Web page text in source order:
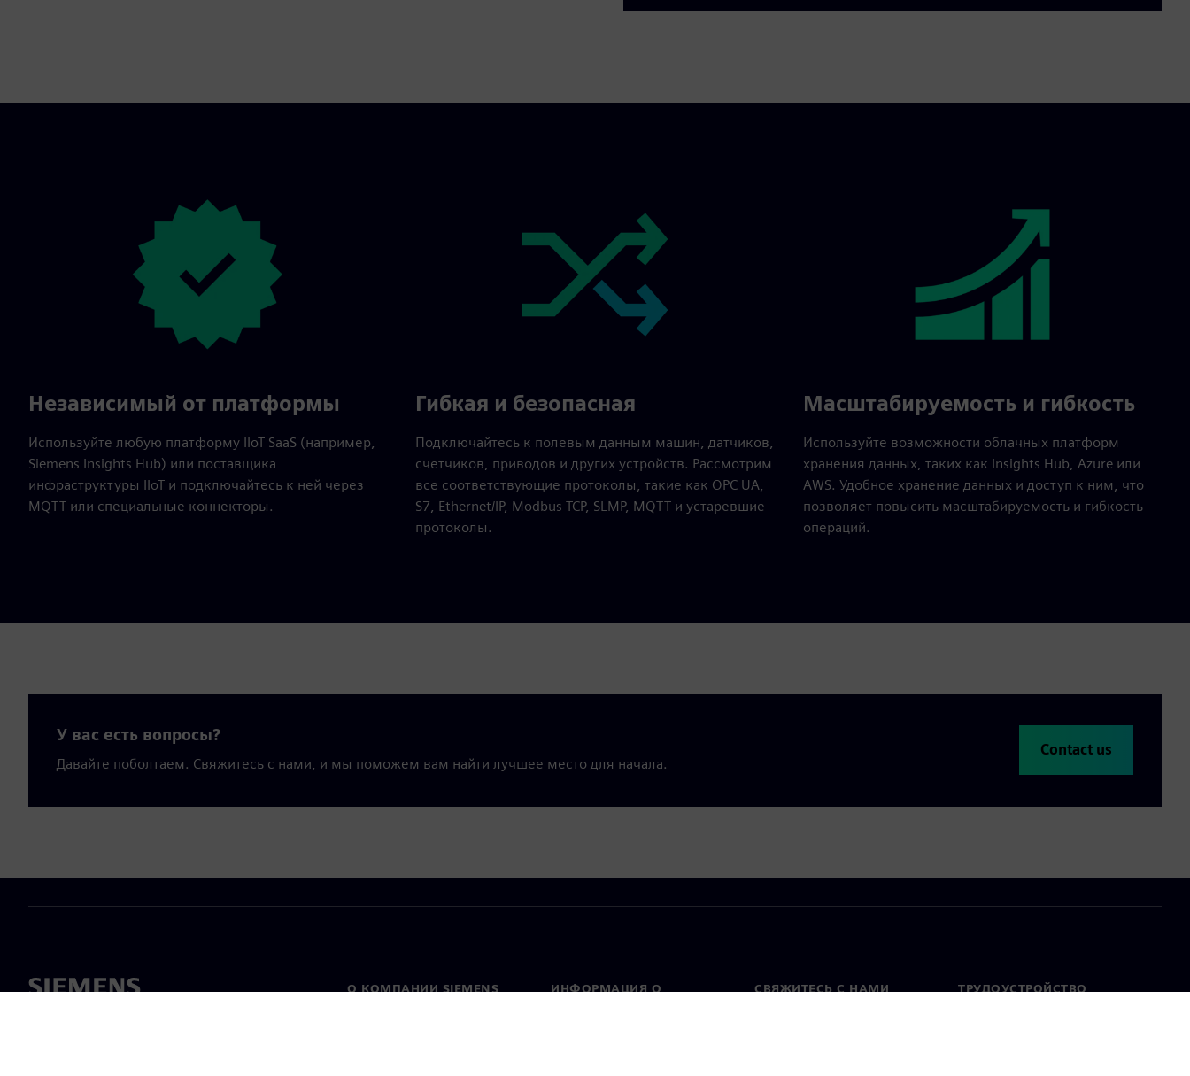
Независимый от платформы
Используйте любую платформу IIoT SaaS (например,
Siemens Insights Hub) или поставщика
инфраструктуры IIoT и подключайтесь к ней через
MQTT или специальные коннекторы.
Гибкая и безопасная
Подключайтесь к полевым данным машин, датчиков,
счетчиков, приводов и других устройств. Рассмотрим
все соответствующие протоколы, такие как OPC UA,
S7, Ethernet/IP, Modbus TCP, SLMP, MQTT и устаревшие
протоколы.
Масштабируемость и гибкость
Используйте возможности облачных платформ
хранения данных, таких как Insights Hub, Azure или
AWS. Удобное хранение данных и доступ к ним, что
позволяет повысить масштабируемость и гибкость
операций.
У вас есть вопросы?
Давайте поболтаем. Свяжитесь с нами, и мы поможем вам найти лучшее место для начала.
Contact us
О КОМПАНИИ SIEMENS
ИНФОРМАЦИЯ О
СВЯЖИТЕСЬ С НАМИ ТРУДОУСТРОЙСТВО